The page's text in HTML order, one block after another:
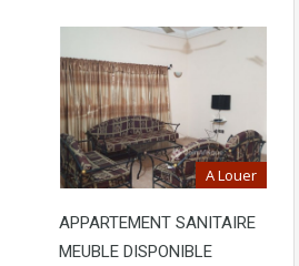
A Louer
APPARTEMENT SANITAIRE
MEUBLE DISPONIBLE